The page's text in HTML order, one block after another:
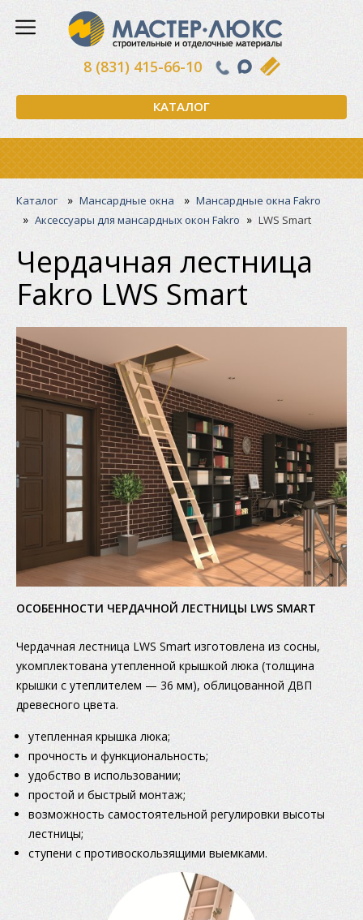
КАТАЛОГ
8 (831) 415-66-10
Каталог» Мансардные окна » Мансардные окна Fakro
» Аксессуары для мансардных окон Fakro » LWS Smart
Чердачная лестница
Fakro LWS Smart
ОСОБЕННОСТИ ЧЕРДАЧНОЙ ЛЕСТНИЦЫ LWS SMART
Чердачная лестница LWS Smart изготовлена из сосны,
укомплектована утепленной крышкой люка (толщина
крышки с утеплителем — 36 мм), облицованной ДВП
древесного цвета.
утепленная крышка люка;
прочность и функциональность;
удобство в использовании;
простой и быстрый монтаж;
возможность самостоятельной регулировки высоты
лестницы;
ступени с противоскользящими выемками.